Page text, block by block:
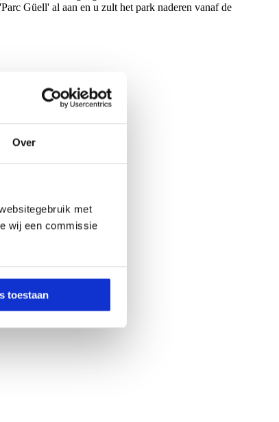
Over
met
wij een commissie
toestaan
Güell' al aan en u zult het park naderen vanaf de